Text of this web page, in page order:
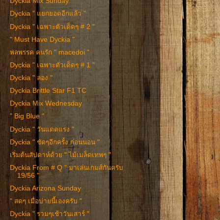
Dyckia " แยกยอดอีกแล้ว "
Dyckia " เฉพาะตัวเด็ดๆ # 2 "
" Must Have Dyckia "
พลพรรค คนรัก " macedoi "
Dyckia " เฉพาะตัวเด็ดๆ # 1 "
Dyckia " ลอง "
Dyckia Brittle Star F1 TC
Dyckia Mix Wednesday
" Big Blue "
Dyckia " วันแดดแรง "
Dyckia " ชัดๆอีกครั้ง ก่อนนอน "
เริ่มต้นสัปดาห์ด้วย " ไม้เมล็ดเทพๆ "
Dyckia From # Q " มาเล่นเกมส์กันครับ
19/56 "
Dyckia Arizona Sunday
" สดๆ เมื่อบ่ายนี้เองครับ "
Dyckia " รวมๆเช้าวันเสาร์ "